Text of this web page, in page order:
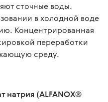
сточные воды.
в холодной воде
Концентрированная
переработки
среду.
натрия (ALFANOX®